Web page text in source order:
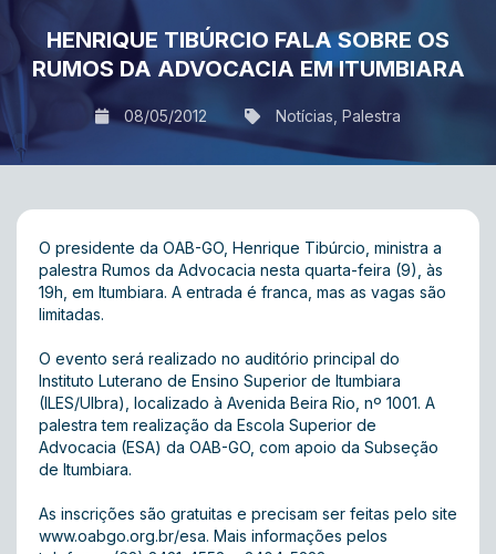
HENRIQUE TIBÚRCIO FALA SOBRE OS
RUMOS DA ADVOCACIA EM ITUMBIARA
08/05/2012 Notícias Palestra
O presidente da OAB-GO, Henrique Tibúrcio, ministra a
palestra Rumos da Advocacia nesta quarta-feira (9), às
19h, em Itumbiara. A entrada é franca, mas as vagas são
limitadas.
O evento será realizado no auditório principal do
Instituto Luterano de Ensino Superior de Itumbiara
(ILES/Ulbra), localizado à Avenida Beira Rio, nº 1001. A
palestra tem realização da Escola Superior de
Advocacia (ESA) da OAB-GO, com apoio da Subseção
de Itumbiara.
As inscrições são gratuitas e precisam ser feitas pelo site
www.oabgo.org.br/esa. Mais informações pelos